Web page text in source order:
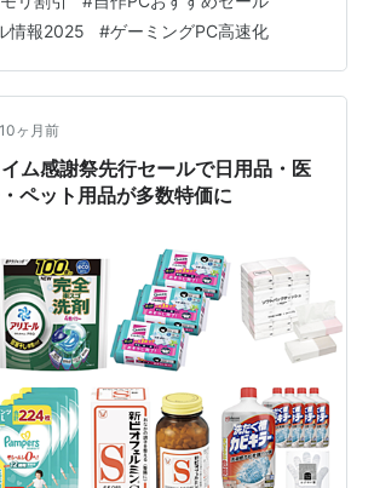
セール価格・割引率・商品リンクまで
す。 開催スケジュール 先行セール：
土）スタート プライム感謝祭（本
月7日（火）～10月10日（金…
情報2025 #ゲーミングPC高速化
10ヶ月前
ム感謝祭先行セールで日用品・医
ペット用品が多数特価に